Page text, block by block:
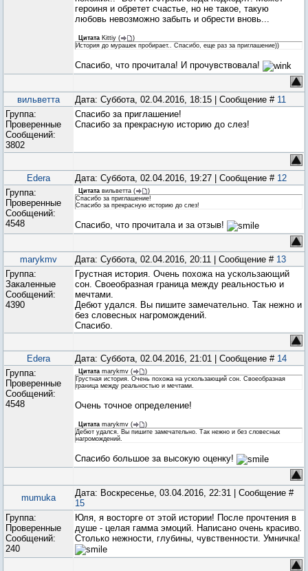
героиня и обретет счастье, но не такое, такую
любовь невозможно забыть и обрести вновь...
Цитата Kittiy (
)
История до мурашек пробирает.. Спасибо, еще раз за приглашение))
Спасибо, что прочитала! И прочувствовала!
вильветта Дата: Суббота, 02.04.2016, 18:15 | Сообщение # 11
Группа:
Проверенные
Сообщений:
3802
Спасибо за приглашение!
Спасибо за прекрасную историю до слез!
Edera Дата: Суббота, 02.04.2016, 19:27 | Сообщение # 12
Группа:
Проверенные
Сообщений:
4548
Цитата вильветта (
)
Спасибо за приглашение!
Спасибо за прекрасную историю до слез!
Спасибо, что прочитала и за отзыв!
marykmv Дата: Суббота, 02.04.2016, 20:11 | Сообщение # 13
Группа:
Закаленные
Сообщений:
4390
Грустная история. Очень похожа на ускользающий
сон. Своеобразная граница между реальностью и
мечтами.
Дебют удался. Вы пишите замечательно. Так нежно и
без словесных нагромождений.
Спасибо.
Edera Дата: Суббота, 02.04.2016, 21:01 | Сообщение # 14
Группа:
Проверенные
Сообщений:
4548
Цитата marykmv (
)
Грустная история. Очень похожа на ускользающий сон. Своеобразная
граница между реальностью и мечтами.
Очень точное определение!
Цитата marykmv (
)
Дебют удался. Вы пишите замечательно. Так нежно и без словесных
нагромождений.
Спасибо большое за высокую оценку!
mumuka
Дата: Воскресенье, 03.04.2016, 22:31 | Сообщение #
15
Группа:
Проверенные
Сообщений:
240
Юля, я восторге от этой истории! После прочтения в
душе - целая гамма эмоций. Написано очень красиво.
Столько нежности, глубины, чувственности. Умничка!